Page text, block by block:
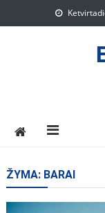
to
ŽYMA: BARAI